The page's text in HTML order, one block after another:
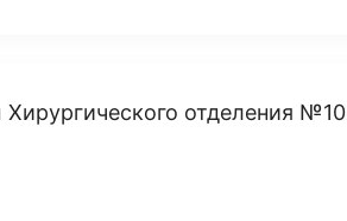
отделения №10